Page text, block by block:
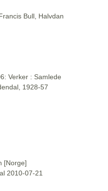
Bull, Halvdan
Verker : Samlede
1928-57
[Norge]
2010-07-21